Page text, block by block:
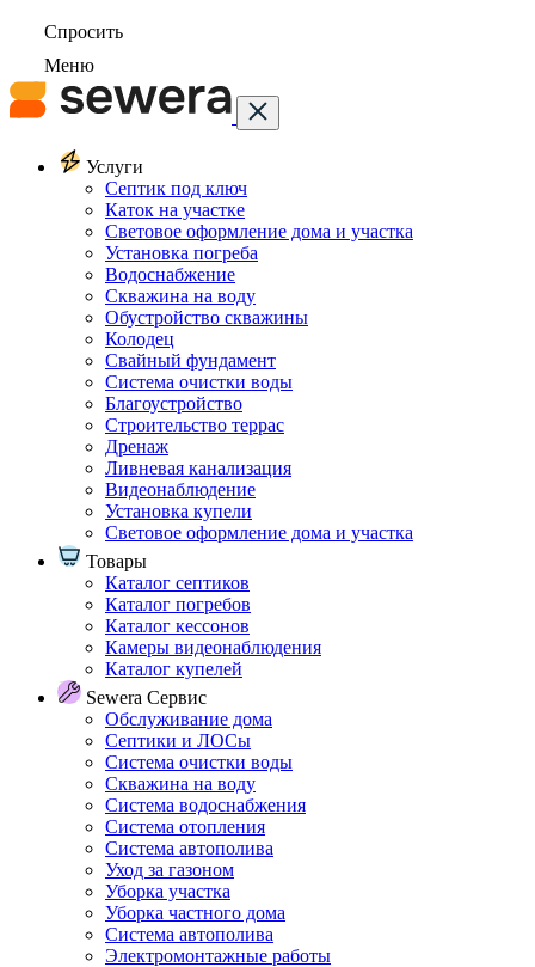
Спросить
Меню
Услуги
Септик под ключ
Каток на участке
Световое оформление дома и участка
Установка погреба
Водоснабжение
Скважина на воду
Обустройство скважины
Колодец
Свайный фундамент
Система очистки воды
Благоустройство
Строительство террас
Дренаж
Ливневая канализация
Видеонаблюдение
Установка купели
Световое оформление дома и участка
Товары
Каталог септиков
Каталог погребов
Каталог кессонов
Камеры видеонаблюдения
Каталог купелей
Sewera Сервис
Обслуживание дома
Септики и ЛОСы
Система очистки воды
Скважина на воду
Система водоснабжения
Система отопления
Система автополива
Уход за газоном
Уборка участка
Уборка частного дома
Система автополива
Электромонтажные работы